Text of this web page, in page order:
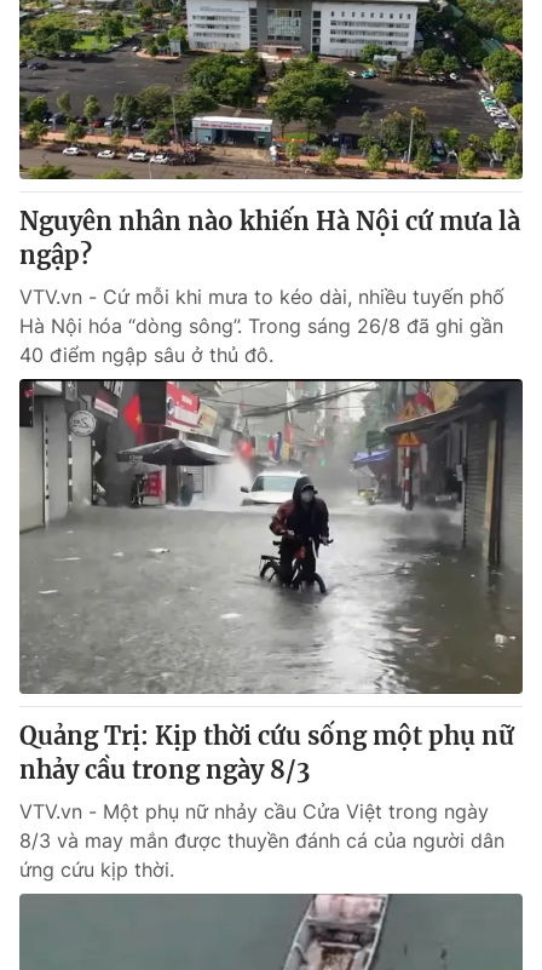
Nguyên nhân nào khiến Hà Nội cứ mưa là
ngập?
VTV.vn - Cứ mỗi khi mưa to kéo dài, nhiều tuyến phố
Hà Nội hóa “dòng sông”. Trong sáng 26/8 đã ghi gần
40 điểm ngập sâu ở thủ đô.
Quảng Trị: Kịp thời cứu sống một phụ nữ
nhảy cầu trong ngày 8/3
VTV.vn - Một phụ nữ nhảy cầu Cửa Việt trong ngày
8/3 và may mắn được thuyền đánh cá của người dân
ứng cứu kịp thời.